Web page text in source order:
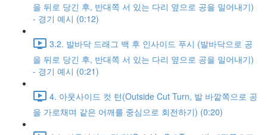
을 뒤로 당긴 후, 반대쪽 서 있는 다리 옆으로 공을 밀어내기)
- 경기 예시 (0:12)
3.2. 발바닥 드래그 백 후 인사이드 푸시 (발바닥으로 공
을 뒤로 당긴 후, 반대쪽 서 있는 다리 옆으로 공을 밀어내기)
- 경기 예시 (0:21)
4. 아웃사이드 컷 턴(Outside Cut Turn, 발 바깥쪽으로 공
을 가로채며 같은 어깨를 중심으로 회전하기) (0:20)